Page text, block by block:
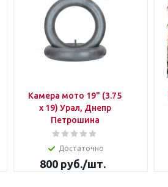
Камера мото 19" (3.75
х 19) Урал, Днепр
Петрошина
Достаточно
800 руб./шт.